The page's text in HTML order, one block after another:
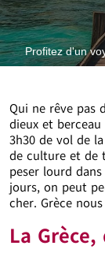
Profitez d'un
Qui ne rêve pas
dieux et
3h30 de vol de
de culture et de
peser lourd
jours, on peut
cher. Grèce
La